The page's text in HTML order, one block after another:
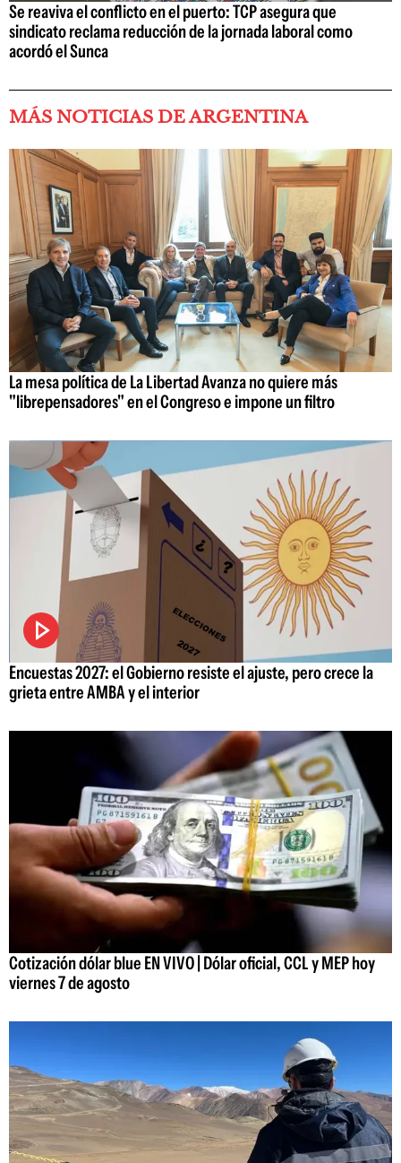
Se reaviva el conflicto en el puerto: TCP asegura que
sindicato reclama reducción de la jornada laboral como
acordó el Sunca
MÁS NOTICIAS DE ARGENTINA
La mesa política de La Libertad Avanza no quiere más
"librepensadores" en el Congreso e impone un filtro
Encuestas 2027: el Gobierno resiste el ajuste, pero crece la
grieta entre AMBA y el interior
Cotización dólar blue EN VIVO | Dólar oficial, CCL y MEP hoy
viernes 7 de agosto